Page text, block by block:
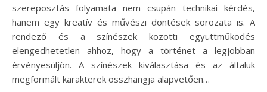
szereposztás folyamata nem csupán technikai kérdés,
hanem egy kreatív és művészi döntések sorozata is. A
rendező és a színészek közötti együttműködés
elengedhetetlen ahhoz, hogy a történet a legjobban
érvényesüljön. A színészek kiválasztása és az általuk
megformált karakterek összhangja alapvetően…